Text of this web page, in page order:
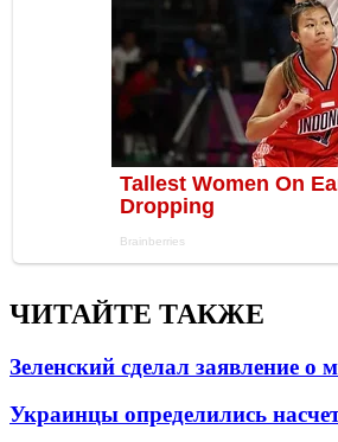
ЧИТАЙТЕ ТАКЖЕ
Зеленский сделал заявление о
Украинцы определились